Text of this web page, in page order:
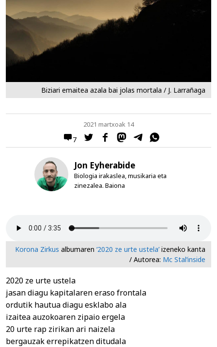
Biziari emaitea azala bai jolas mortala / J. Larrañaga
7
2021 martxoak 14
Jon Eyherabide
Biologia irakaslea, musikaria eta
zinezalea. Baiona
Korona Zirkus albumaren ‘2020 ze urte ustela’izeneko kanta
/ Autorea: Mc Stal’inside
2020 ze urte ustela
jasan diagu kapitalaren eraso frontala
ordutik hautua diagu esklabo ala
izaitea auzokoaren zipaio ergela
20 urte rap zirikan ari naizela
bergauzak errepikatzen ditudala